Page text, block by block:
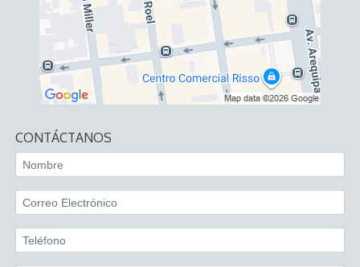
CONTÁCTANOS